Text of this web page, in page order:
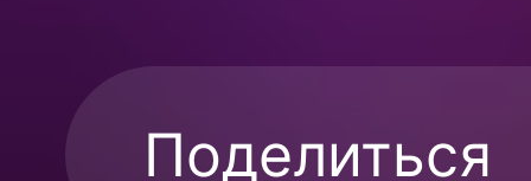
Поделиться